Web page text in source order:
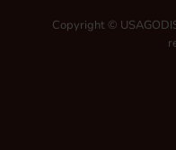
Copyright ©